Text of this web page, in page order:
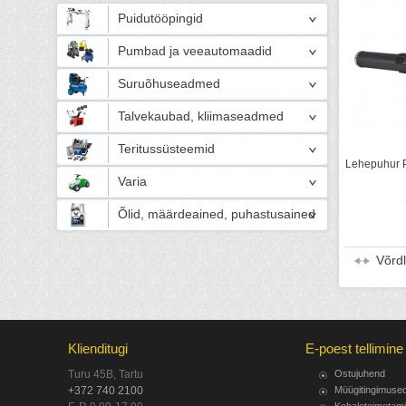
Puidutööpingid
Pumbad ja veeautomaadid
Suruõhuseadmed
Talvekaubad, kliimaseadmed
Teritussüsteemid
Varia
Õlid, määrdeained, puhastusained
Lehepuhur
Klienditugi
Turu 45B, Tartu
+372 740 2100
E-poest tellimine
Ostujuhend